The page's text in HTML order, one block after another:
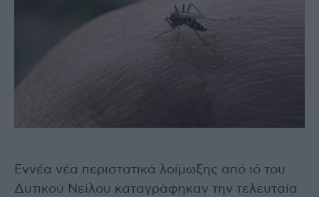
Εννέα νέα περιστατικά λοίμωξης από ιό του
Δυτικού Νείλου καταγράφηκαν την τελευταία